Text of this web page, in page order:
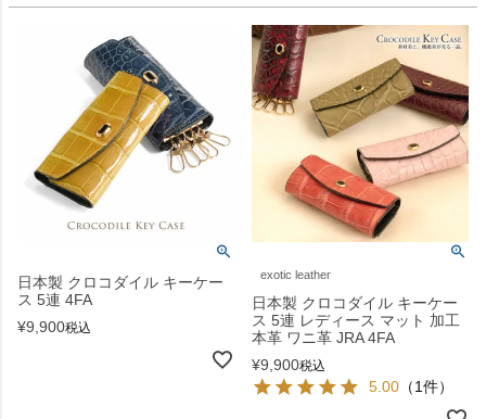
日本製 クロコダイル キーケー
ス 5連 4FA
¥9,900税込
exotic leather
日本製 クロコダイル キーケー
ス 5連 レディース マット 加工
本革 ワニ革 JRA 4FA
¥9,900税込
5.00 （1件）